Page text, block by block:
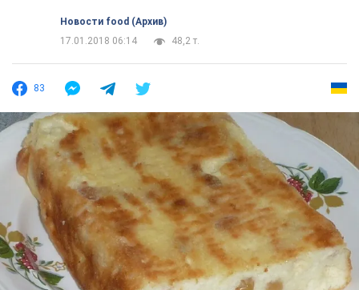
Новости food (Архив)
17.01.2018 06:14
48,2 т.
83